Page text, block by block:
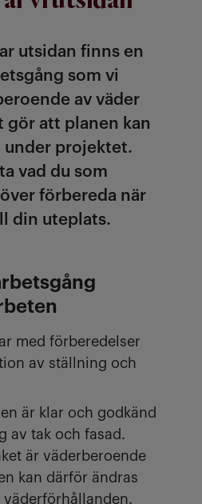
utsidan finns en
som vi
av väder
gör att planen kan
under projektet.
vad du som
förbereda när
din uteplats.
med förberedelser
av ställning och
är klar och godkänd
av tak och fasad.
är väderberoende
kan därför ändras
väderförhållanden.